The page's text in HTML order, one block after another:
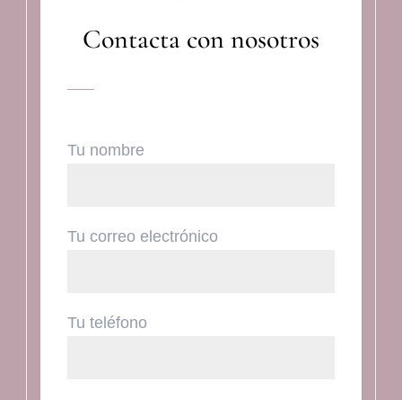
Contacta con nosotros
Tu nombre
Tu correo electrónico
Tu teléfono